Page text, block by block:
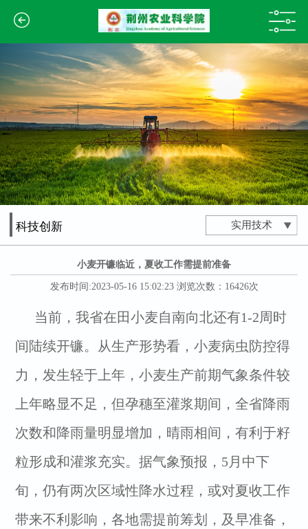
实用技术
科技创新
小麦开镰临近，夏收工作需提前准备
发布时间:2023-05-16 15:02:23 浏览次数：16426次
当前，我省在田小麦自南向北还有1-2周时
间陆续开镰。从生产形势看，小麦病虫防控得
力，发生轻于上年，小麦生产前期气象条件较
上年略显不足，但孕穗至灌浆期间，全省降雨
次数和降雨量明显增加，晴雨相间，有利于籽
粒形成和灌浆充实。据气象预报，5月中下
旬，仍有两次区域性降水过程，或对夏收工作
带来不利影响，各地需提前筹划，及早准备，